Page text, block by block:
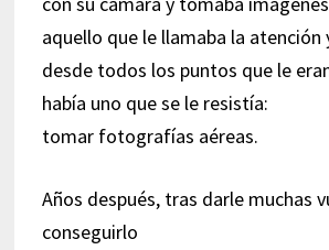
aquello que le llamaba la atención
desde todos los puntos que le
había uno que se le resistía:
tomar fotografías aéreas.
Años después, tras darle muchas
conseguirlo